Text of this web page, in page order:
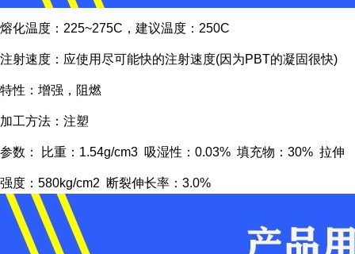
熔化温度：225~275C，建议温度：250C
注射速度：应使用尽可能快的注射速度(因为PBT的凝固很快)
特性：增强，阻燃
加工方法：注塑
参数： 比重：1.54g/cm3 吸湿性：0.03% 填充物：30% 拉伸
强度：580kg/cm2 断裂伸长率：3.0%